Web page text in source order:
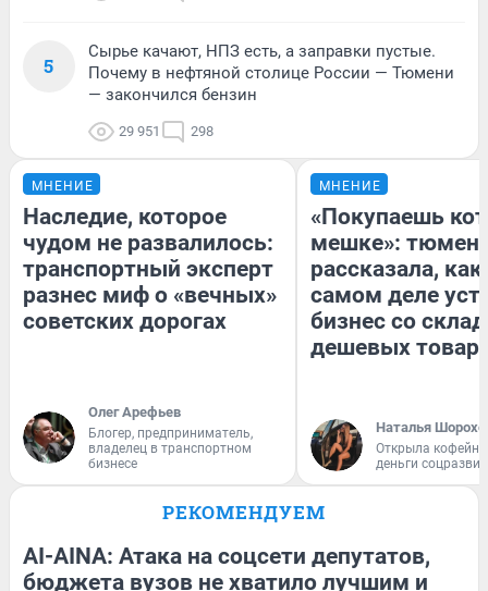
5
Сырье качают, НПЗ есть, а заправки пустые.
Почему в нефтяной столице России — Тюмени
— закончился бензин
29 951 298
МНЕНИЕ
Наследие, которое
чудом не развалилось:
транспортный эксперт
разнес миф о «вечных»
советских дорогах
Олег Арефьев
Блогер, предприниматель,
владелец в транспортном
бизнесе
МНЕНИЕ
«Покупаешь
мешке»:
рассказала, как
самом деле
бизнес со
дешевых
Наталья
Открыла
деньги
РЕКОМЕНДУЕМ
AI-AINA: Атака на соцсети депутатов,
бюджета вузов не хватило лучшим и